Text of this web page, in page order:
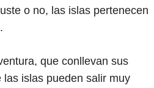
o no, las islas pertenecen
que conllevan sus
islas pueden salir muy